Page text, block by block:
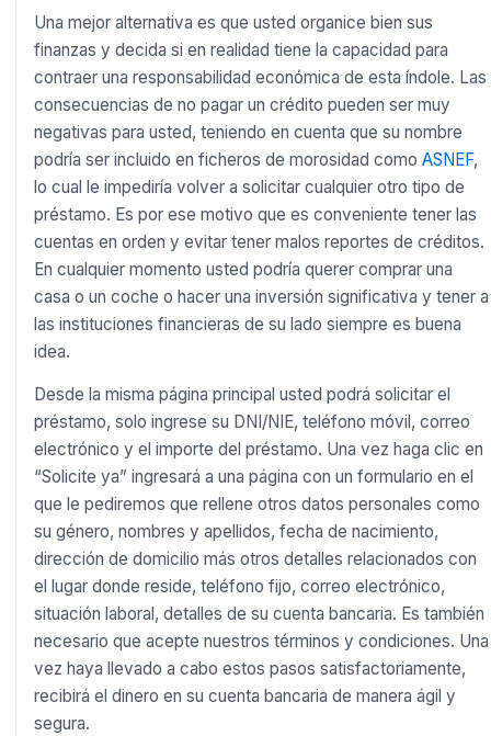
Una mejor alternativa es que usted organice bien sus
finanzas y decida si en realidad tiene la capacidad para
contraer una responsabilidad económica de esta índole. Las
consecuencias de no pagar un crédito pueden ser muy
negativas para usted, teniendo en cuenta que su nombre
podría ser incluido en ficheros de morosidad como ASNEF,
lo cual le impediría volver a solicitar cualquier otro tipo de
préstamo. Es por ese motivo que es conveniente tener las
cuentas en orden y evitar tener malos reportes de créditos.
En cualquier momento usted podría querer comprar una
casa o un coche o hacer una inversión significativa y tener a
las instituciones financieras de su lado siempre es buena
idea.
Desde la misma página principal usted podrá solicitar el
préstamo, solo ingrese su DNI/NIE, teléfono móvil, correo
electrónico y el importe del préstamo. Una vez haga clic en
“Solicite ya” ingresará a una página con un formulario en el
que le pediremos que rellene otros datos personales como
su género, nombres y apellidos, fecha de nacimiento,
dirección de domicilio más otros detalles relacionados con
el lugar donde reside, teléfono fijo, correo electrónico,
situación laboral, detalles de su cuenta bancaria. Es también
necesario que acepte nuestros términos y condiciones. Una
vez haya llevado a cabo estos pasos satisfactoriamente,
recibirá el dinero en su cuenta bancaria de manera ágil y
segura.